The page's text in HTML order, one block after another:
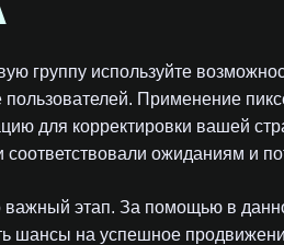
группу используйте
пользователей. Применение
для корректировки вашей
ожиданиям и
этап. За помощью в
шансы на успешное